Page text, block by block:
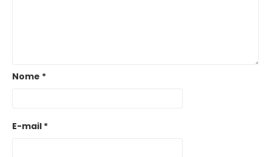
Nome *
E-mail *